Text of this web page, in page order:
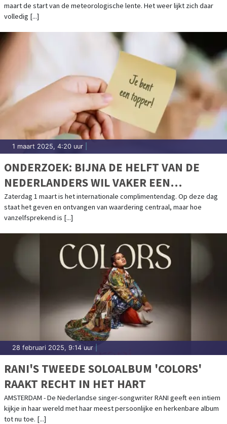
maart de start van de meteorologische lente. Het weer lijkt zich daar
volledig [...]
1 maart 2025, 4:20 uur
ONDERZOEK: BIJNA DE HELFT VAN DE
NEDERLANDERS WIL VAKER EEN
COMPLIMENT GEVEN
Zaterdag 1 maart is het internationale complimentendag. Op deze dag
staat het geven en ontvangen van waardering centraal, maar hoe
vanzelfsprekend is [...]
28 februari 2025, 9:14 uur
RANI'S TWEEDE SOLOALBUM 'COLORS'
RAAKT RECHT IN HET HART
AMSTERDAM - De Nederlandse singer-songwriter RANI geeft een intiem
kijkje in haar wereld met haar meest persoonlijke en herkenbare album
tot nu toe. [...]